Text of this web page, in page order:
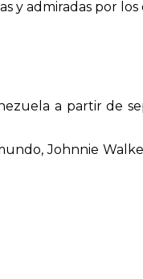
y admiradas por
a partir de
Johnnie